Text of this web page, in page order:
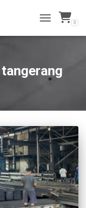
NAVIGATION
0